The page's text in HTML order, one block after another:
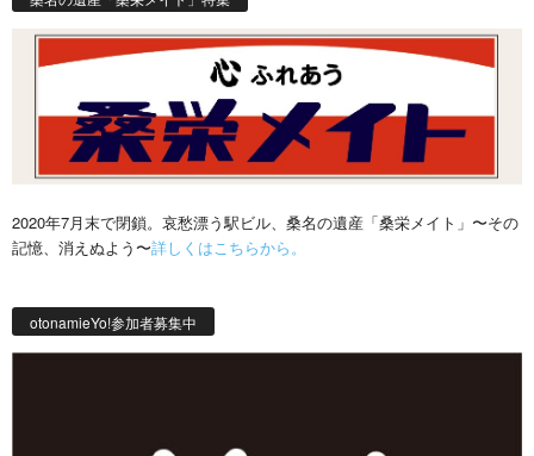
2020年7月末で閉鎖。哀愁漂う駅ビル、桑名の遺産「桑栄メイト」〜その
記憶、消えぬよう〜詳しくはこちらから。
otonamieYo!参加者募集中